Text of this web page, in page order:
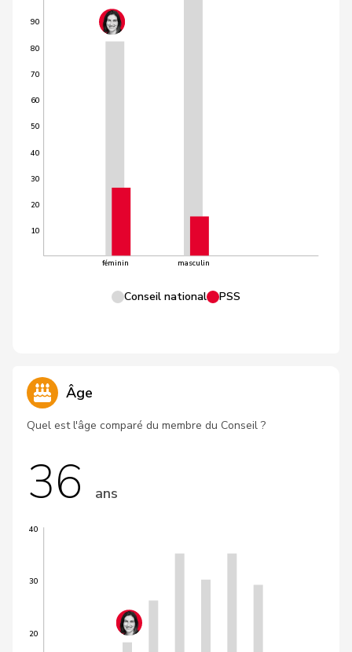
10
20
30
40
50
60
70
80
90
féminin masculin
Conseil national PSS
Âge
Quel est l'âge comparé du membre du Conseil ?
36 ans
20
30
40